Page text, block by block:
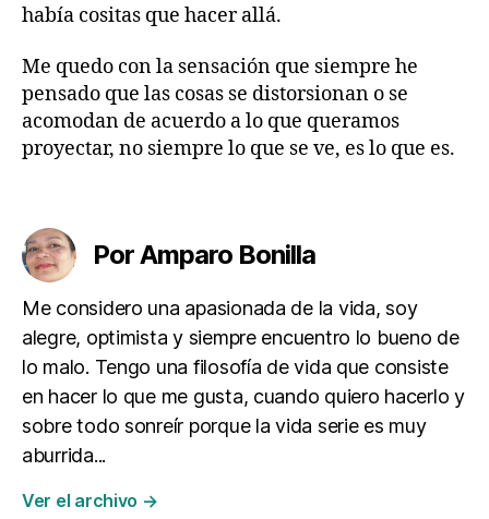
había cositas que hacer allá.
Me quedo con la sensación que siempre he
pensado que las cosas se distorsionan o se
acomodan de acuerdo a lo que queramos
proyectar, no siempre lo que se ve, es lo que es.
a
e
s
D
M
á,
A
n
é
d
o
t
a
s
Por Amparo Bonilla
Me considero una apasionada de la vida, soy
alegre, optimista y siempre encuentro lo bueno de
lo malo. Tengo una filosofía de vida que consiste
en hacer lo que me gusta, cuando quiero hacerlo y
sobre todo sonreír porque la vida serie es muy
aburrida...
Ver el archivo →